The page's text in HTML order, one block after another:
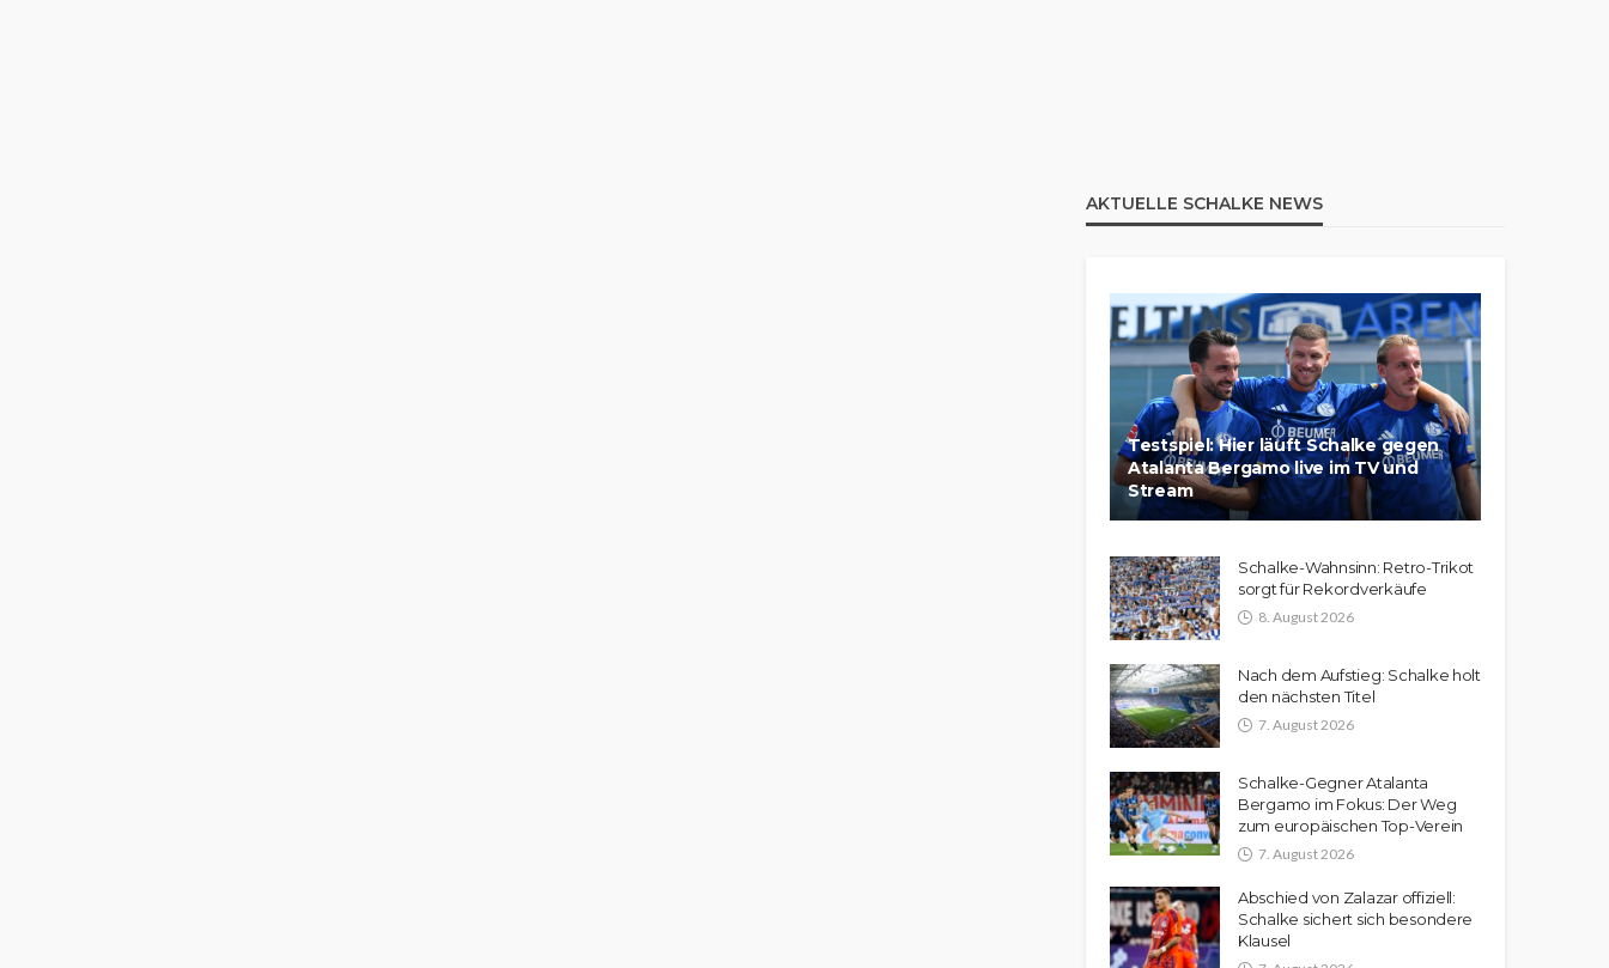
AKTUELLE SCHALKE NEWS
Testspiel: Hier läuft Schalke gegen
Atalanta Bergamo live im TV und
Stream
Schalke-Wahnsinn: Retro-Trikot
sorgt für Rekordverkäufe
8. August 2026
Nach dem Aufstieg: Schalke holt
den nächsten Titel
7. August 2026
Schalke-Gegner Atalanta
Bergamo im Fokus: Der Weg
zum europäischen Top-Verein
7. August 2026
Abschied von Zalazar offiziell:
Schalke sichert sich besondere
Klausel